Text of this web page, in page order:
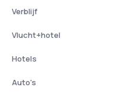
Verblijf
Vlucht+hotel
Hotels
Auto's